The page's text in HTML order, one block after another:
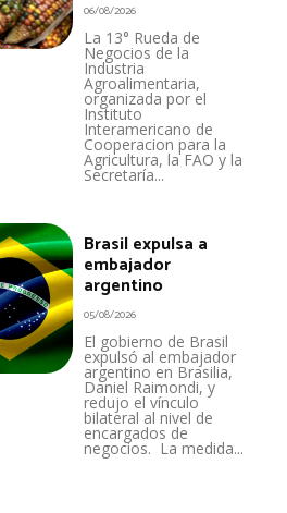
06/08/2026
La 13° Rueda de
Negocios de la
Industria
Agroalimentaria,
organizada por el
Instituto
Interamericano de
Cooperacion para la
Agricultura, la FAO y la
Secretaría...
Brasil expulsa a
embajador
argentino
05/08/2026
El gobierno de Brasil
expulsó al embajador
argentino en Brasilia,
Daniel Raimondi, y
redujo el vínculo
bilateral al nivel de
encargados de
negocios. La medida...